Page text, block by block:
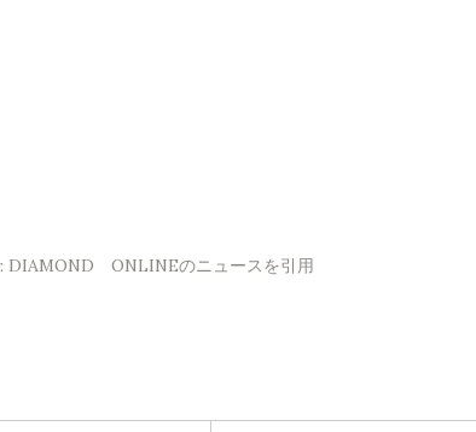
DIAMOND ONLINEのニュースを引用